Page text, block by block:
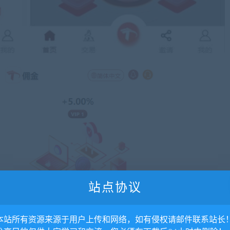
站点协议
站所有资源来源于用户上传和网络，如有侵权请邮件联系站长